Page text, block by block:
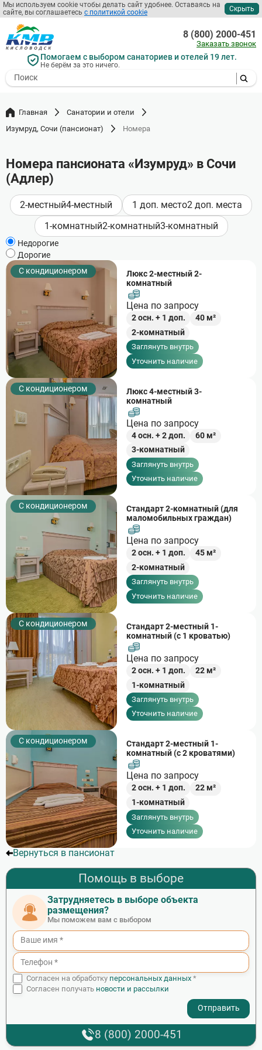
Мы используем cookie чтобы делать сайт удобнее. Оставаясь на
сайте, вы соглашаетесь с политикой cookie Скрыть
Перейти
основному
содержаниюПомогаем с выбором санаториев и отелей 19 лет.
Не берём за это ничего.
- I agree to the processing of my
8 (800) 2000-451
Заказать звонок
Главная
Санатории и отели
Изумруд, Сочи (пансионат)
Номера
Номера пансионата «Изумруд» в Сочи
(Адлер)
2-местный4-местный 1 доп. место2 доп. места
1-комнатный2-комнатный3-комнатный
Недорогие
Дорогие
С кондиционером
Люкс 2-местный 2-
комнатный
Цена по запросу
2осн. + 1 доп. 40м²
2-комнатный
Заглянуть внутрь
Уточнить наличие
С кондиционером
Люкс 4-местный 3-
комнатный
Цена по запросу
4осн. +2доп. 60м²
3-комнатный
Заглянуть внутрь
Уточнить наличие
С кондиционером
Стандарт 2-комнатный (для
маломобильных граждан)
Цена по запросу
2осн. + 1 доп. 45м²
2-комнатный
Заглянуть внутрь
Уточнить наличие
С кондиционером
Стандарт 2-местный 1-
комнатный (с 1 кроватью)
Цена по запросу
2осн. + 1 доп. 22м²
1-комнатный
Заглянуть внутрь
Уточнить наличие
С кондиционером
Стандарт 2-местный 1-
комнатный (с 2 кроватями)
Цена по запросу
2осн. + 1 доп. 22м²
1-комнатный
Заглянуть внутрь
Уточнить наличие
Вернуться в пансионат
Помощь в выборе
Затрудняетесь в выборе объекта
размещения?
Мы поможем вам с выбором
Согласен на обработку персональных данных *
Согласен получать новости и рассылки
8 (800) 2000-451